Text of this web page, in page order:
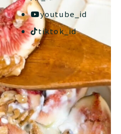
youtube_id
tiktok_id